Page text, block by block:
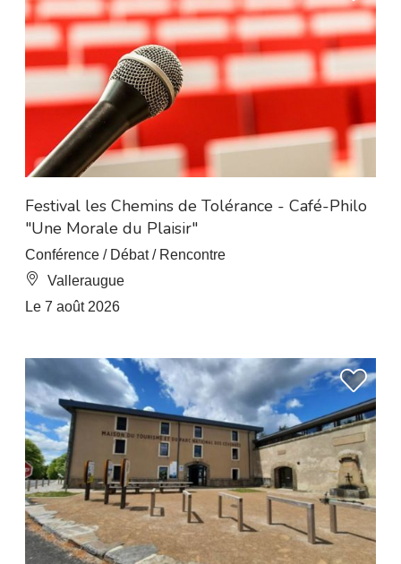
Festival les Chemins de Tolérance - Café-Philo
"Une Morale du Plaisir"
Conférence / Débat / Rencontre
Valleraugue
Le 7 août 2026